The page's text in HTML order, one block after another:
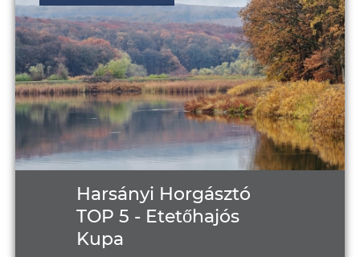
Harsányi Horgásztó
TOP 5 - Etetőhajós
Kupa